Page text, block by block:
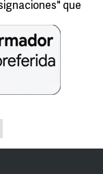
que